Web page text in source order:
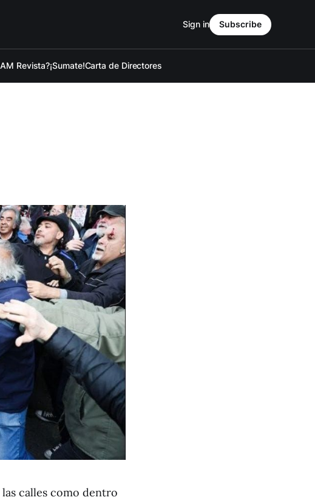
Revista?¡Sumate!Carta de Directores
Sign in Subscribe
calles como dentro